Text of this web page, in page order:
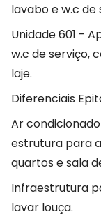
lavabo e w.c de
Unidade 601 -
w.c de serviço,
laje.
Diferenciais
Ar
estrutura para
quartos e sala
Infraestrutura
lavar louça.